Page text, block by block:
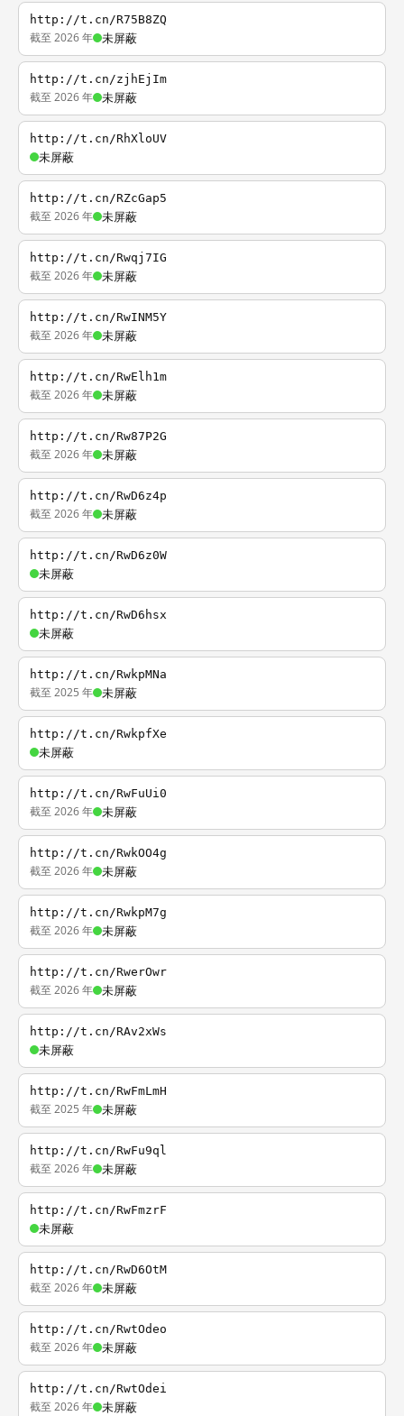
http://t.cn/R75B8ZQ
截至 2026 年 未屏蔽
http://t.cn/zjhEjIm
截至 2026 年 未屏蔽
http://t.cn/RhXloUV
未屏蔽
http://t.cn/RZcGap5
截至 2026 年 未屏蔽
http://t.cn/Rwqj7IG
截至 2026 年 未屏蔽
http://t.cn/RwINM5Y
截至 2026 年 未屏蔽
http://t.cn/RwElh1m
截至 2026 年 未屏蔽
http://t.cn/Rw87P2G
截至 2026 年 未屏蔽
http://t.cn/RwD6z4p
截至 2026 年 未屏蔽
http://t.cn/RwD6z0W
未屏蔽
http://t.cn/RwD6hsx
未屏蔽
http://t.cn/RwkpMNa
截至 2025 年 未屏蔽
http://t.cn/RwkpfXe
未屏蔽
http://t.cn/RwFuUi0
截至 2026 年 未屏蔽
http://t.cn/RwkOO4g
截至 2026 年 未屏蔽
http://t.cn/RwkpM7g
截至 2026 年 未屏蔽
http://t.cn/RwerOwr
截至 2026 年 未屏蔽
http://t.cn/RAv2xWs
未屏蔽
http://t.cn/RwFmLmH
截至 2025 年 未屏蔽
http://t.cn/RwFu9ql
截至 2026 年 未屏蔽
http://t.cn/RwFmzrF
未屏蔽
http://t.cn/RwD6OtM
截至 2026 年 未屏蔽
http://t.cn/RwtOdeo
截至 2026 年 未屏蔽
http://t.cn/RwtOdei
截至 2026 年 未屏蔽